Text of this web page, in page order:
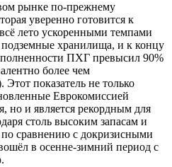
рынке по-прежнему
уверенно готовится к
лето ускоренными темпами
хранилища, и к концу
ПХГ превысил 90%
более чем
показатель не только
Еврокомиссией
но и является рекордным для
столь высоким запасам и
сравнению с докризисными
в осенне-зимний период с